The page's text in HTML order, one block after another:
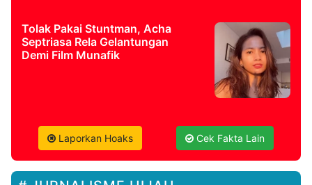
Tolak Pakai Stuntman, Acha
Septriasa Rela Gelantungan
Demi Film Munafik
Laporkan Hoaks Cek Fakta Lain